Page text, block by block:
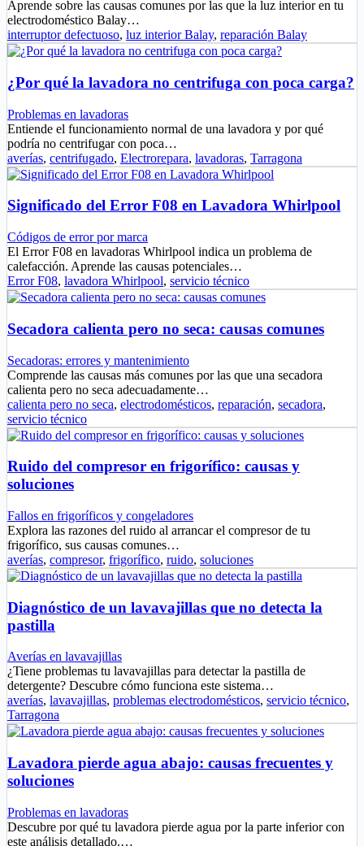
Aprende sobre las causas comunes por las que la luz interior en tu
electrodoméstico Balay…
interruptor defectuoso, luz interior Balay, reparación Balay
¿Por qué la lavadora no centrifuga con poca carga?
Problemas en lavadoras
Entiende el funcionamiento normal de una lavadora y por qué
podría no centrifugar con poca…
averías, centrifugado, Electrorepara, lavadoras, Tarragona
Significado del Error F08 en Lavadora Whirlpool
Códigos de error por marca
El Error F08 en lavadoras Whirlpool indica un problema de
calefacción. Aprende las causas potenciales…
Error F08, lavadora Whirlpool, servicio técnico
Secadora calienta pero no seca: causas comunes
Secadoras: errores y mantenimiento
Comprende las causas más comunes por las que una secadora
calienta pero no seca adecuadamente…
calienta pero no seca, electrodomésticos, reparación, secadora,
servicio técnico
Ruido del compresor en frigorífico: causas y
soluciones
Fallos en frigoríficos y congeladores
Explora las razones del ruido al arrancar el compresor de tu
frigorífico, sus causas comunes…
averías, compresor, frigorífico, ruido, soluciones
Diagnóstico de un lavavajillas que no detecta la
pastilla
Averías en lavavajillas
¿Tiene problemas tu lavavajillas para detectar la pastilla de
detergente? Descubre cómo funciona este sistema…
averías, lavavajillas, problemas electrodomésticos, servicio técnico,
Tarragona
Lavadora pierde agua abajo: causas frecuentes y
soluciones
Problemas en lavadoras
Descubre por qué tu lavadora pierde agua por la parte inferior con
este análisis detallado.…